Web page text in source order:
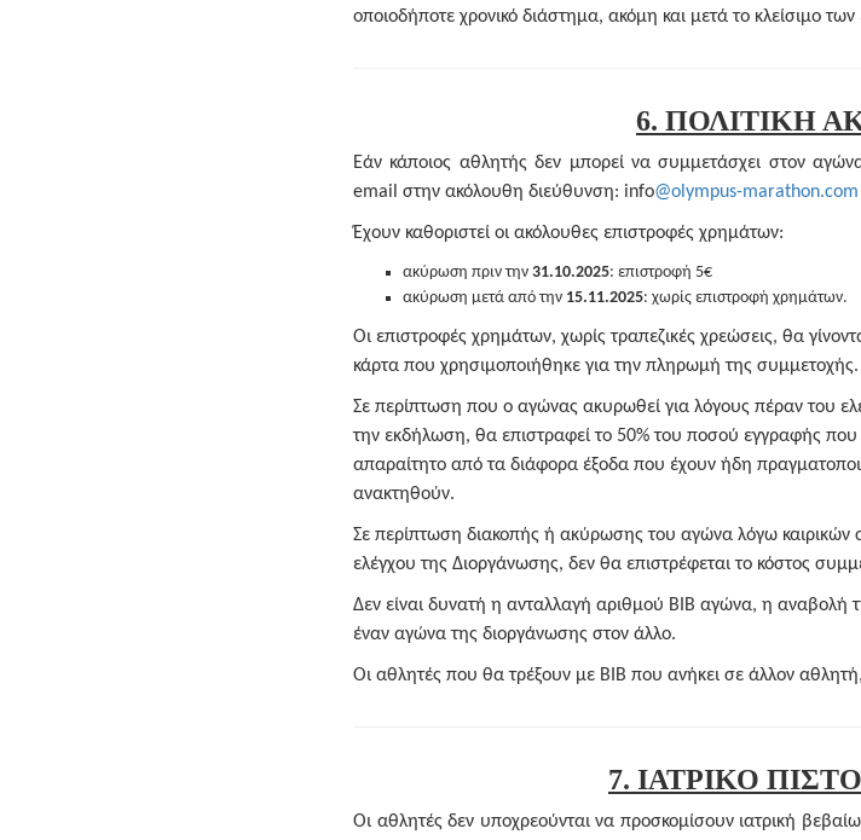
οποιοδήποτε χρονικό διάστημα, ακόμη και μετά το κλείσιμο
6. ΠΟΛΙΤΙΚΗ
Εάν κάποιος αθλητής δεν μπορεί να συμμετάσχει στον
email στην ακόλουθη διεύθυνση: info@olympus-marathon.com
Έχουν καθοριστεί οι ακόλουθες επιστροφές χρημάτων:
ακύρωση πριν την 31.10.2025: επιστροφή 5€
ακύρωση μετά από την 15.11.2025: χωρίς επιστροφή χρημάτων.
Οι επιστροφές χρημάτων, χωρίς τραπεζικές χρεώσεις, θα
κάρτα που χρησιμοποιήθηκε για την πληρωμή της συμμετοχής.
Σε περίπτωση που ο αγώνας ακυρωθεί για λόγους πέραν του
την εκδήλωση, θα επιστραφεί το 50% του ποσού εγγραφής
απαραίτητο από τα διάφορα έξοδα που έχουν ήδη
ανακτηθούν.
Σε περίπτωση διακοπής ή ακύρωσης του αγώνα λόγω καιρικών
ελέγχου της Διοργάνωσης, δεν θα επιστρέφεται το κόστος
Δεν είναι δυνατή η ανταλλαγή αριθμού BIB αγώνα, η αναβολή
έναν αγώνα της διοργάνωσης στον άλλο.
Οι αθλητές που θα τρέξουν με BIB που ανήκει σε άλλον
7. ΙΑΤΡΙΚΟ
Οι αθλητές δεν υποχρεούνται να προσκομίσουν ιατρική